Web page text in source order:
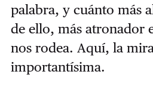
palabra, y cuánto más
de ello, más atronador
nos rodea. Aquí, la
importantísima.